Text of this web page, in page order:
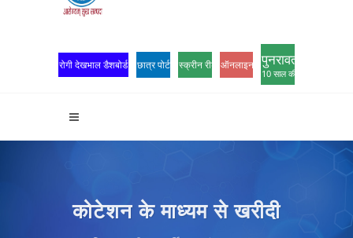
रोगी देखभाल डैशबोर्ड छात्र पोर्टल स्क्रीन रीडर एक्सेसऑनलाइन ओपीडी पंजीकरण
पुनरावर्तन
10 साल की उत्कृष्टता
कोटेशन के माध्यम से खरीदी